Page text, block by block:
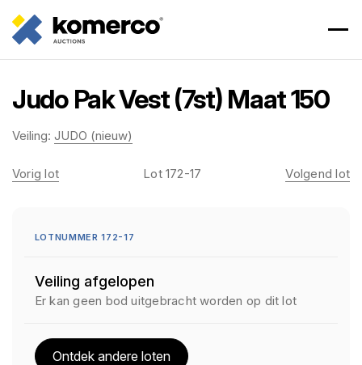
Judo Pak Vest (7st) Maat 150
Veiling: JUDO (nieuw)
Vorig lot Lot 172-17 Volgend lot
LOTNUMMER 172-17
Veiling afgelopen
Er kan geen bod uitgebracht worden op dit lot
Ontdek andere loten